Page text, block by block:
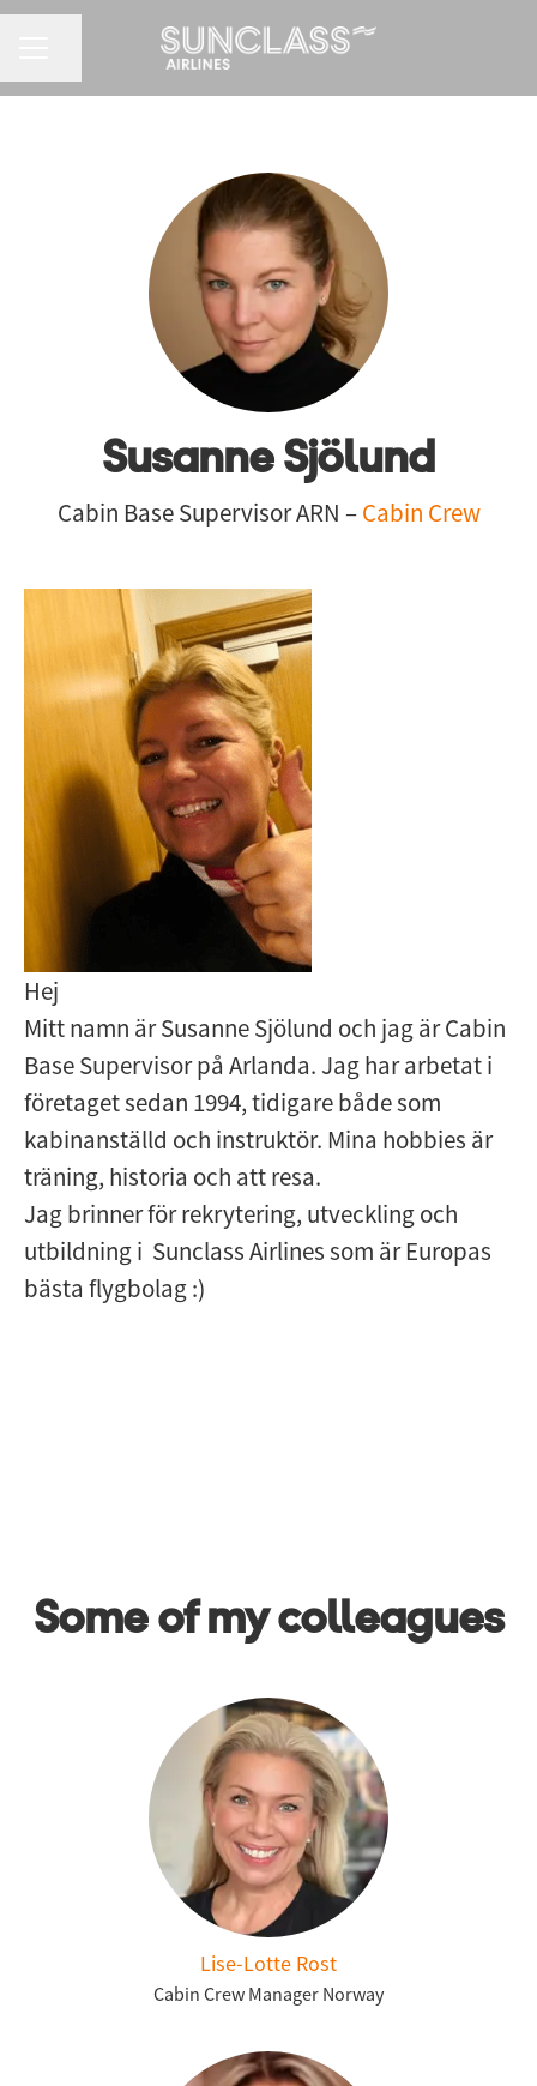
Susanne Sjölund
Cabin Base Supervisor ARN –Cabin Crew
Hej
Mitt namn är Susanne Sjölund och jag är Cabin
Base Supervisor på Arlanda. Jag har arbetat i
företaget sedan 1994, tidigare både som
kabinanställd och instruktör. Mina hobbies är
träning, historia och att resa.
Jag brinner för rekrytering, utveckling och
utbildning i Sunclass Airlines som är Europas
bästa flygbolag :)
Some of my colleagues
Lise-Lotte Rost
Cabin Crew Manager Norway